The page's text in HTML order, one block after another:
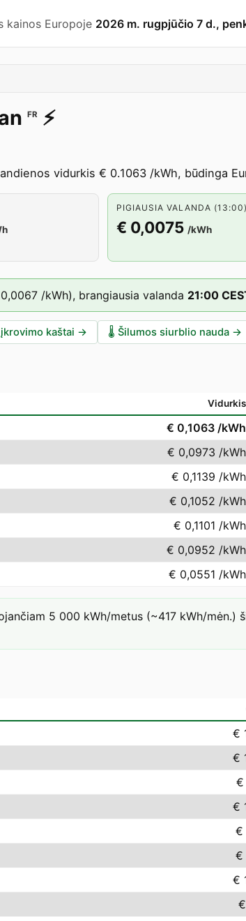
kainos Europoje 2026 m. rugpjūčio 7 d.,
FR ⚡️
vidurkis € 0.1063 /kWh, būdinga
PIGIAUSIA VALANDA (13:00)
€ 0,0075 /kWh
/kWh), brangiausia valanda 21:00
kaštai → 🌡️ Šilumos siurblio nauda →
Vidurkis
€ 0,1063 /kWh
€ 0,0973 /kWh
€ 0,1139 /kWh
€ 0,1052 /kWh
€ 0,1101 /kWh
€ 0,0952 /kWh
€ 0,0551 /kWh
5 000 kWh/metus (~417 kWh/
€
€
€
€
€
€
€